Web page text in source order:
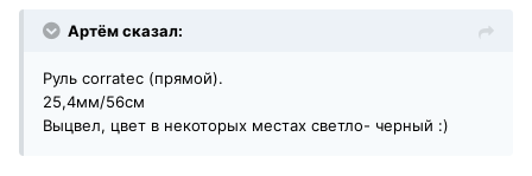
Артём сказал:
Руль corratec (прямой).
25,4мм/56см
Выцвел, цвет в некоторых местах светло- черный :)